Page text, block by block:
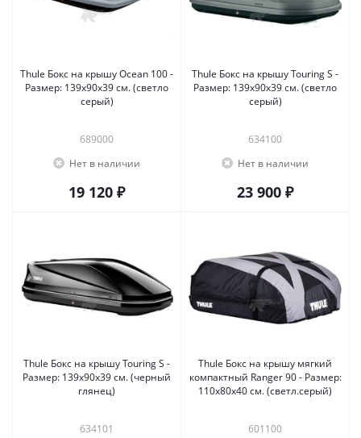
Thule Бокс на крышу Ocean 100 -
Размер: 139х90х39 см. (светло
серый)
689000
Нет в наличии
19 120 ₽
Thule Бокс на крышу Touring S -
Размер: 139х90х39 см. (светло
серый)
634100
Нет в наличии
23 900 ₽
Thule Бокс на крышу Touring S -
Размер: 139х90х39 см. (черный
глянец)
634101
Thule Бокс на крышу мягкий
компактный Ranger 90 - Размер:
110х80х40 см. (светл.серый)
601100